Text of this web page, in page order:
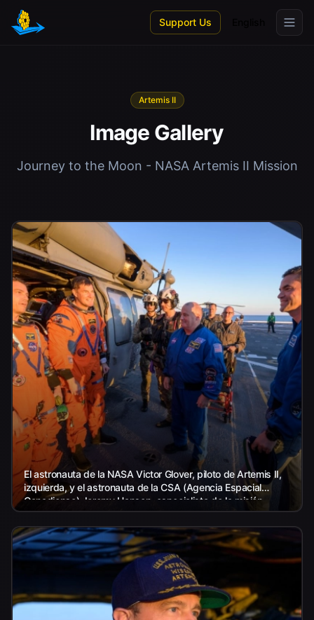
Skip to main content
Support Us
Artemis II
Image Gallery
Journey to the Moon - NASA Artemis II Mission
El astronauta de la NASA Victor Glover, piloto de Artemis II,
izquierda, y el astronauta de la CSA (Agencia Espacial
Canadiense) Jeremy Hansen, especialista de la misión
Artemis II,...